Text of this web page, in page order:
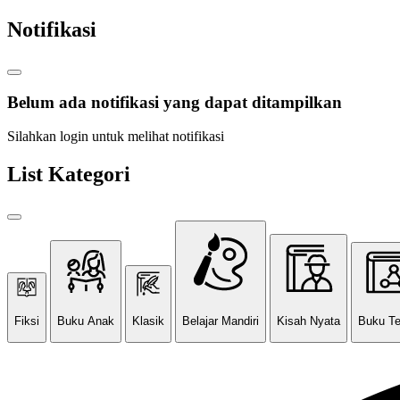
Notifikasi
Belum ada notifikasi yang dapat ditampilkan
Silahkan login untuk melihat notifikasi
List Kategori
Fiksi Buku Anak Klasik Belajar Mandiri Kisah Nyata Buku